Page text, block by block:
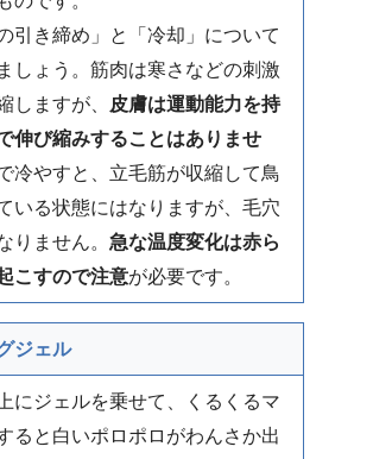
引き締め」と「冷却」について
しょう。筋肉は寒さなどの刺激
しますが、 皮膚は運動能力を持
伸び縮みすることはありませ
冷やすと、立毛筋が収縮して鳥
いる状態にはなりますが、毛穴
りません。 急な温度変化は赤ら
こすので注意が必要です。
ジェル
にジェルを乗せて、くるくるマ
ると白いポロポロがわんさか出